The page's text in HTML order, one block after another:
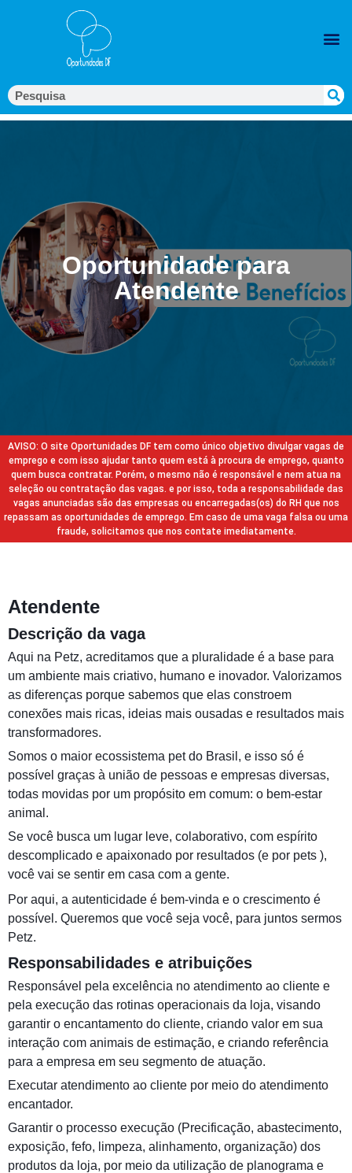
Oportunidade para
Atendente
AVISO: O site Oportunidades DF tem como único objetivo divulgar vagas de
emprego e com isso ajudar tanto quem está à procura de emprego, quanto
quem busca contratar. Porém, o mesmo não é responsável e nem atua na
seleção ou contratação das vagas. e por isso, toda a responsabilidade das
vagas anunciadas são das empresas ou encarregadas(os) do RH que nos
repassam as oportunidades de emprego. Em caso de uma vaga falsa ou uma
fraude, solicitamos que nos contate imediatamente.
Atendente
Descrição da vaga
Aqui na Petz, acreditamos que a pluralidade é a base para
um ambiente mais criativo, humano e inovador. Valorizamos
as diferenças porque sabemos que elas constroem
conexões mais ricas, ideias mais ousadas e resultados mais
transformadores.
Somos o maior ecossistema pet do Brasil, e isso só é
possível graças à união de pessoas e empresas diversas,
todas movidas por um propósito em comum: o bem-estar
animal.
Se você busca um lugar leve, colaborativo, com espírito
descomplicado e apaixonado por resultados (e por pets ),
você vai se sentir em casa com a gente.
Por aqui, a autenticidade é bem-vinda e o crescimento é
possível. Queremos que você seja você, para juntos sermos
Petz.
Responsabilidades e atribuições
Responsável pela excelência no atendimento ao cliente e
pela execução das rotinas operacionais da loja, visando
garantir o encantamento do cliente, criando valor em sua
interação com animais de estimação, e criando referência
para a empresa em seu segmento de atuação.
Executar atendimento ao cliente por meio do atendimento
encantador.
Garantir o processo execução (Precificação, abastecimento,
exposição, fefo, limpeza, alinhamento, organização) dos
produtos da loja, por meio da utilização de planograma e